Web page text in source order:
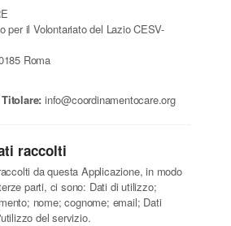
per il Volontariato del Lazio CESV-
Roma
info@coordinamentocare.org
raccolti
da questa Applicazione, in modo
parti, ci sono: Dati di utilizzo;
nome; cognome; email; Dati
del servizio.